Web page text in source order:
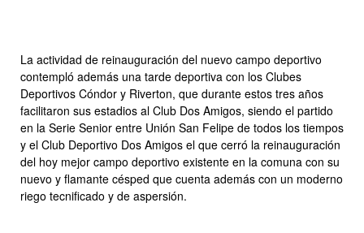
La actividad de reinauguración del nuevo campo deportivo
contempló además una tarde deportiva con los Clubes
Deportivos Cóndor y Riverton, que durante estos tres años
facilitaron sus estadios al Club Dos Amigos, siendo el partido
en la Serie Senior entre Unión San Felipe de todos los tiempos
y el Club Deportivo Dos Amigos el que cerró la reinauguración
del hoy mejor campo deportivo existente en la comuna con su
nuevo y flamante césped que cuenta además con un moderno
riego tecnificado y de aspersión.